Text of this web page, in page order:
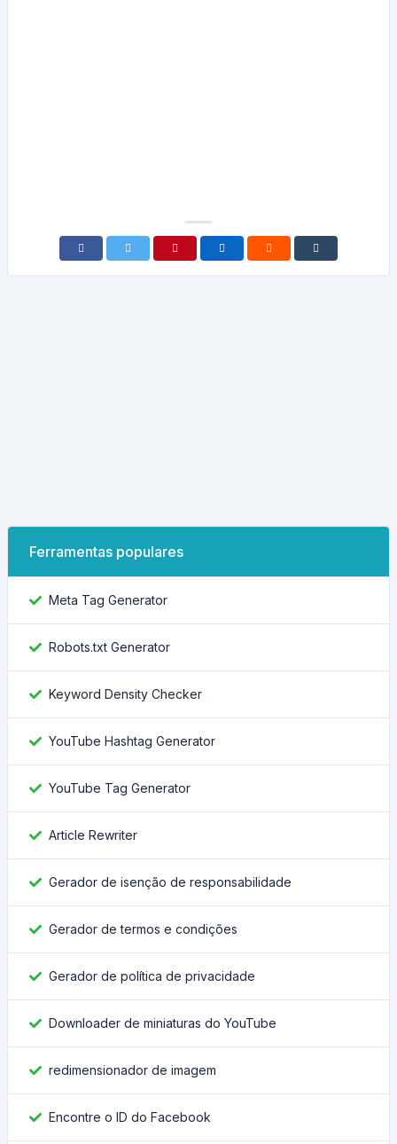
Ferramentas populares
Meta Tag Generator
Robots.txt Generator
Keyword Density Checker
YouTube Hashtag Generator
YouTube Tag Generator
Article Rewriter
Gerador de isenção de responsabilidade
Gerador de termos e condições
Gerador de política de privacidade
Downloader de miniaturas do YouTube
redimensionador de imagem
Encontre o ID do Facebook